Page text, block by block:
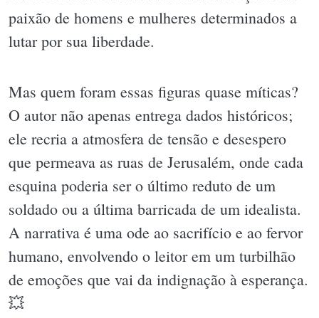
paixão de homens e mulheres determinados a
lutar por sua liberdade.
Mas quem foram essas figuras quase míticas?
O autor não apenas entrega dados históricos;
ele recria a atmosfera de tensão e desespero
que permeava as ruas de Jerusalém, onde cada
esquina poderia ser o último reduto de um
soldado ou a última barricada de um idealista.
A narrativa é uma ode ao sacrifício e ao fervor
humano, envolvendo o leitor em um turbilhão
de emoções que vai da indignação à esperança.
💥